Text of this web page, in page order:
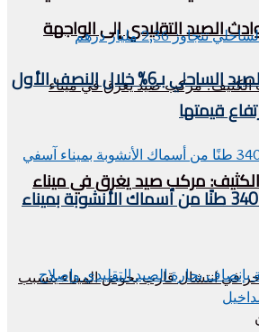
الصيد التقليدي إلى الواجهة
مركب صيد يغرق في ميناء
تراجع مفرغات الصيد الساحلي بـ6% خلال النصف الأول
تفريغ وتسويق 340 طنًا من أسماك الأنشوبة بميناء